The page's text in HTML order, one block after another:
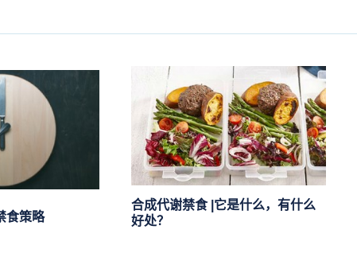
食策略
合成代谢禁食 |它是什么，有什么
好处？